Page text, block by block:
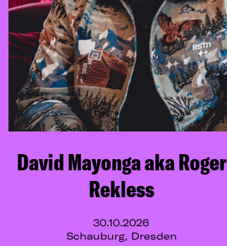
David Mayonga aka Roger
Rekless
30.10.2026
Schauburg, Dresden